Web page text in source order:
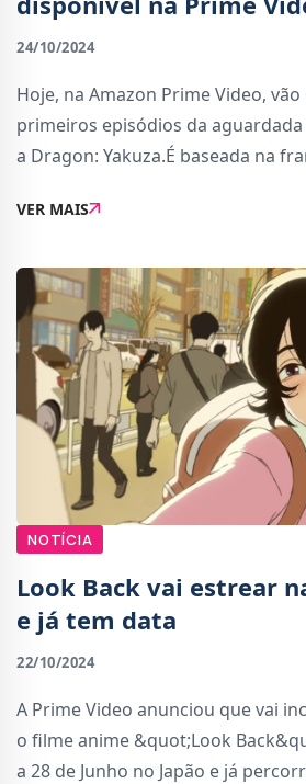
24/10/2024
Hoje, na Amazon Prime Video,
primeiros episódios da
a Dragon: Yakuza.É baseada na
de ação e crime. A série seguirá a
VER MAIS
NOTÍCIA
Look Back vai estrear
e já tem data
22/10/2024
A Prime Video anunciou que vai
o filme anime &quot;Look
a 28 de Junho no Japão e já